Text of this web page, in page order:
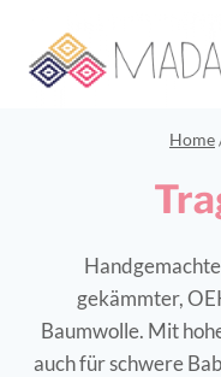
Home
gekämmter,
Baumwolle. Mit
auch für schwere